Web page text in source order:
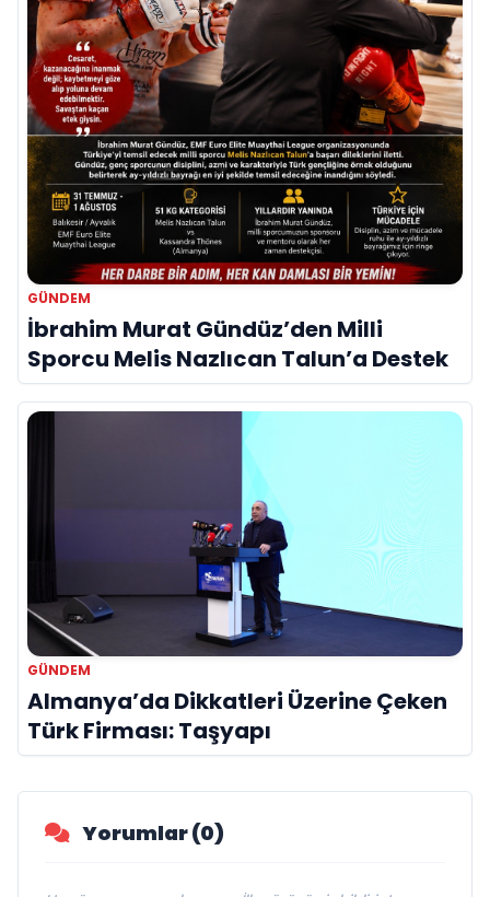
GÜNDEM
İbrahim Murat Gündüz’den Milli
Sporcu Melis Nazlıcan Talun’a Destek
GÜNDEM
Almanya’da Dikkatleri Üzerine Çeken
Türk Firması: Taşyapı
Yorumlar (0)